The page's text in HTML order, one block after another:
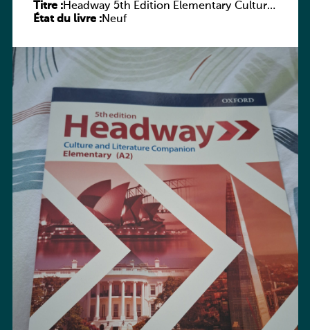
Titre :Headway 5th Edition Elementary Culture
and Literature Companion
État du livre :Neuf